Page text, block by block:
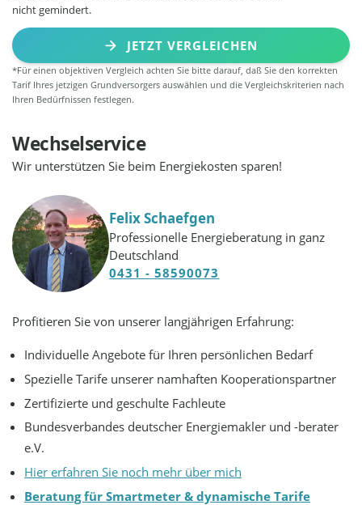
nicht gemindert.
JETZT VERGLEICHEN
*Für einen objektiven Vergleich achten Sie bitte darauf, daß Sie den korrekten
Tarif Ihres jetzigen Grundversorgers auswählen und die Vergleichskriterien nach
Ihren Bedürfnissen festlegen.
Wechselservice
Wir unterstützen Sie beim Energiekosten sparen!
Felix Schaefgen
Professionelle Energieberatung in ganz
Deutschland
0431 - 58590073
Profitieren Sie von unserer langjährigen Erfahrung:
Individuelle Angebote für Ihren persönlichen Bedarf
Spezielle Tarife unserer namhaften Kooperationspartner
Zertifizierte und geschulte Fachleute
Bundesverbandes deutscher Energiemakler und -berater
e.V.
Hier erfahren Sie noch mehr über mich
Beratung für Smartmeter & dynamische Tarife